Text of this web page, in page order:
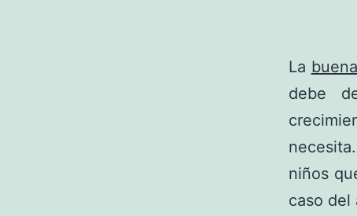
La
debe
niños
caso del